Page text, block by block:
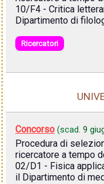
10/F4 - Critica
Dipartimento di
Ricercatori
Concorso (scad. 9
Procedura di
ricercatore a tempo
02/D1 - Fisica
il Dipartimento di